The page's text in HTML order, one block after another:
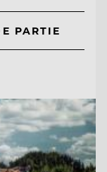
PARTIE